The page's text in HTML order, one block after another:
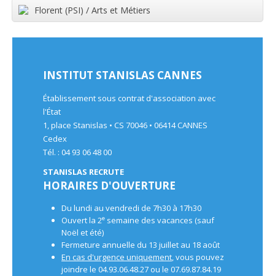
Florent (PSI) / Arts et Métiers
INSTITUT STANISLAS CANNES
Établissement sous contrat d'association avec
l'État
1, place Stanislas • CS 70046 • 06414 CANNES
Cedex
Tél. : 04 93 06 48 00
STANISLAS RECRUTE
HORAIRES D'OUVERTURE
Du lundi au vendredi de 7h30 à 17h30
Ouvert la 2e semaine des vacances (sauf
Noël et été)
Fermeture annuelle du 13 juillet au 18 août
En cas d'urgence uniquement, vous pouvez
joindre le 04.93.06.48.27 ou le 07.69.87.84.19